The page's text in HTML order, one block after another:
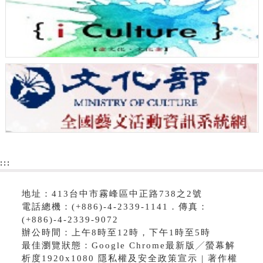
:::
地址：413台中市霧峰區中正路738之2號
電話總機：(+886)-4-2339-1141．傳真：
(+886)-4-2339-9072
辦公時間：上午8時至12時，下午1時至5時
最佳瀏覽狀態：Google Chrome最新版╱螢幕解
析度1920x1080 隱私權及安全政策宣示 | 著作權